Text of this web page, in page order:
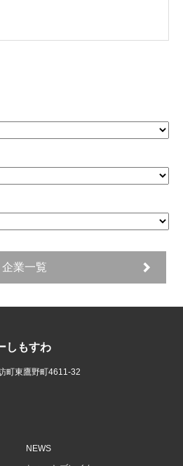
企業一覧
しもすわ
町東鷹野町4611-32
NEWS